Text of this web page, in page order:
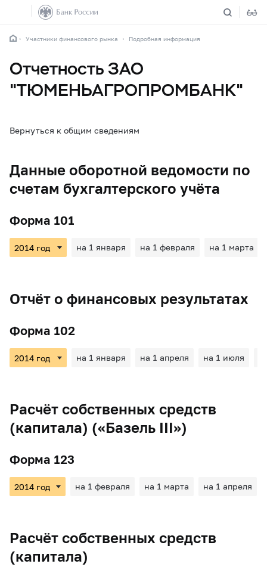
Участники финансового рынка Подробная информация
Отчетность ЗАО
"ТЮМЕНЬАГРОПРОМБАНК"
Вернуться к общим сведениям
Данные оборотной ведомости по
счетам бухгалтерского учёта
Форма 101
на 1 января на 1 февраля на 1 марта
Отчёт о финансовых результатах
Форма 102
на 1 января на 1 апреля на 1 июля
Расчёт собственных средств
(капитала) («Базель III»)
Форма 123
на 1 февраля на 1 марта на 1 апреля
Расчёт собственных средств
(капитала)